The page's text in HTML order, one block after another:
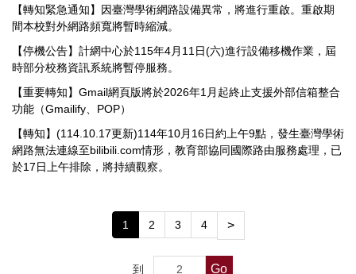
【轉知緊急通知】因臺灣學術網路設備異常，將進行重啟。重啟期
間本校對外網路頻寬將暫時縮減。
【停機公告】計網中心於115年4月11日(六)進行設備移機作業，屆
時部分校務資訊系統將暫停服務。
【重要轉知】Gmail網頁版將於2026年1月起終止支援外部信箱整合
功能（Gmailify、POP）
【轉知】(114.10.17更新)114年10月16日約上午9點，發生臺灣學術
網路無法連線至bilibili.com情形，教育部協同國際路由服務處理，已
於17日上午排除，將持續觀察。
1 2 3 4 >
到 Go